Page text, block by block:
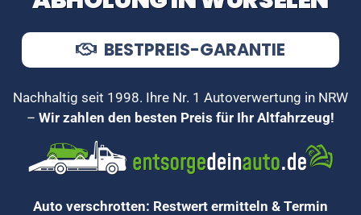
BESTPREIS-GARANTIE
Nachhaltig seit 1998. Ihre Nr. 1 Autoverwertung in NRW
– Wir zahlen den besten Preis für Ihr Altfahrzeug!
Auto verschrotten: Restwert ermitteln & Termin